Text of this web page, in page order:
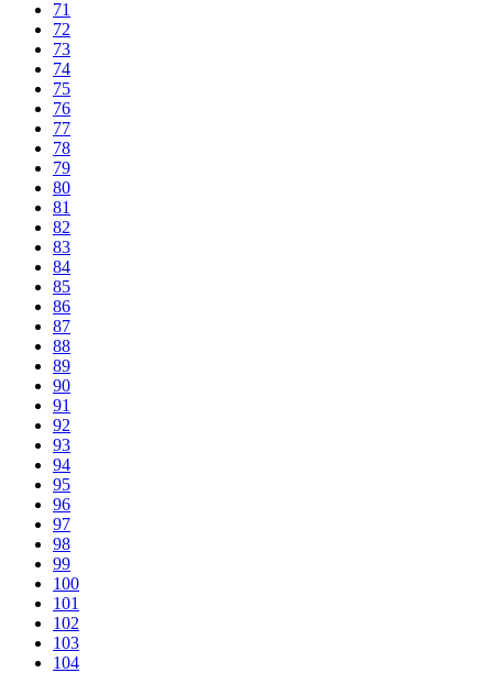
71
72
73
74
75
76
77
78
79
80
81
82
83
84
85
86
87
88
89
90
91
92
93
94
95
96
97
98
99
100
101
102
103
104